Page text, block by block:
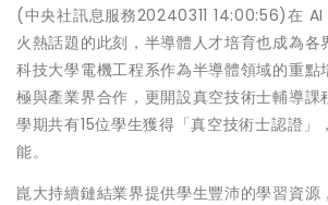
(中央社訊息服務20240311 14:00:56)在 AI
火熱話題的此刻，半導體人才培育也成為各
科技大學電機工程系作為半導體領域的重點
極與產業界合作，更開設真空技術士輔導課
學期共有15位學生獲得「真空技術士認證」
能。
崑大持續鏈結業界提供學生豐沛的學習資源